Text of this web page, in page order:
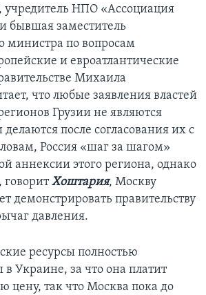
учредитель НПО «Ассоциация
бывшая заместитель
министра по вопросам
и евроатлантические
Михаила
что любые заявления властей
Грузии не являются
после согласования их с
Россия «шаг за шагом»
аннексии этого региона, однако
говоритХоштария, Москву
демонстрировать правительству
давления.
ресурсы полностью
Украине, за что она платит
цену, так что Москва пока до